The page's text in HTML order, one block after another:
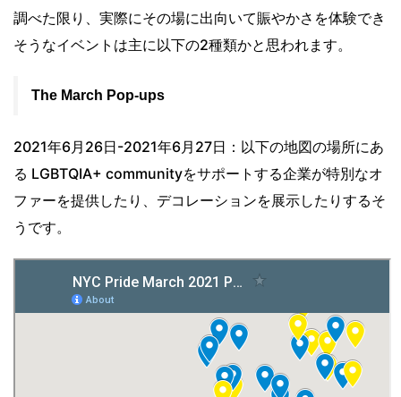
調べた限り、実際にその場に出向いて賑やかさを体験でき
そうなイベントは主に以下の2種類かと思われます。
The March Pop-ups
2021年6月26日-2021年6月27日：以下の地図の場所にあ
る LGBTQIA+ communityをサポートする企業が特別なオ
ファーを提供したり、デコレーションを展示したりするそ
うです。